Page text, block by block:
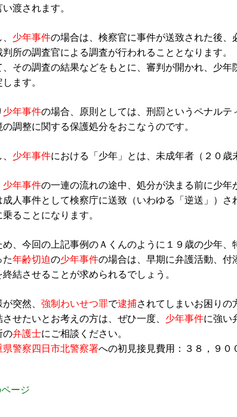
渡されます。
少年事件の場合は、検察官に事件が送致された後、
所の調査官による調査が行われることとなります。
、その調査の結果などをもとに、審判が開かれ、少
ます。
少年事件の場合、原則としては、刑罰というペナル
調整に関する保護処分をおこなうのです。
少年事件における「少年」とは、未成年者（２０歳
少年事件の一連の流れの途中、処分が決まる前に少
成人事件として検察庁に送致（いわゆる「逆送」）
ることになります。
め、今回の上記事例のＡくんのように１９歳の少年
た年齢切迫の少年事件の場合は、早期に弁護活動、付
結させることが求められるでしょう。
突然、 強制わいせつ罪で逮捕されてしまいお困りの
させたいとお考えの方は、ぜひ一度、 少年事件に強い
の弁護士にご相談ください。
県警察四日市北警察署への初見接見費用：３８，９０
ージ